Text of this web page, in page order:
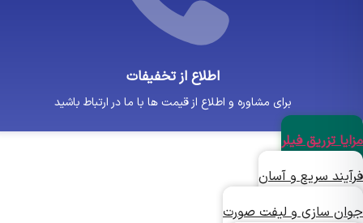
اطلاع از تخفیفات
برای مشاوره و اطلاع از قیمت ها با ما در ارتباط باشید
تزریق فیلر
سریع و آسان
سازی و لیفت صورت